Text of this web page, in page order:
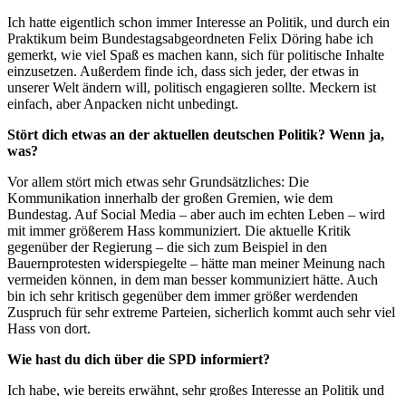
Ich hatte eigentlich schon immer Interesse an Politik, und durch ein
Praktikum beim Bundestagsabgeordneten Felix Döring habe ich
gemerkt, wie viel Spaß es machen kann, sich für politische Inhalte
einzusetzen. Außerdem finde ich, dass sich jeder, der etwas in
unserer Welt ändern will, politisch engagieren sollte. Meckern ist
einfach, aber Anpacken nicht unbedingt.
Stört dich etwas an der aktuellen deutschen Politik? Wenn ja,
was?
Vor allem stört mich etwas sehr Grundsätzliches: Die
Kommunikation innerhalb der großen Gremien, wie dem
Bundestag. Auf Social Media – aber auch im echten Leben – wird
mit immer größerem Hass kommuniziert. Die aktuelle Kritik
gegenüber der Regierung – die sich zum Beispiel in den
Bauernprotesten widerspiegelte – hätte man meiner Meinung nach
vermeiden können, in dem man besser kommuniziert hätte. Auch
bin ich sehr kritisch gegenüber dem immer größer werdenden
Zuspruch für sehr extreme Parteien, sicherlich kommt auch sehr viel
Hass von dort.
Wie hast du dich über die SPD informiert?
Ich habe, wie bereits erwähnt, sehr großes Interesse an Politik und